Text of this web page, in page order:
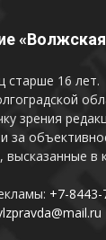
старше 16 лет.
зрения
за
в
+7-8443-